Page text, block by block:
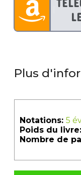
Plus
Notations: 5
Poids du livre:
Nombre de